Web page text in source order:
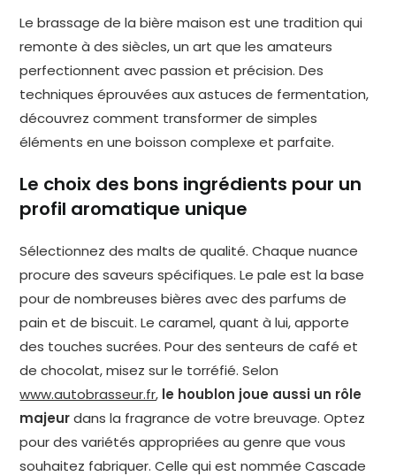
Le brassage de la bière maison est une tradition qui
remonte à des siècles, un art que les amateurs
perfectionnent avec passion et précision. Des
techniques éprouvées aux astuces de fermentation,
découvrez comment transformer de simples
éléments en une boisson complexe et parfaite.
Le choix des bons ingrédients pour un
profil aromatique unique
Sélectionnez des malts de qualité. Chaque nuance
procure des saveurs spécifiques. Le pale est la base
pour de nombreuses bières avec des parfums de
pain et de biscuit. Le caramel, quant à lui, apporte
des touches sucrées. Pour des senteurs de café et
de chocolat, misez sur le torréfié. Selon
www.autobrasseur.fr, le houblon joue aussi un rôle
majeurdans la fragrance de votre breuvage. Optez
pour des variétés appropriées au genre que vous
souhaitez fabriquer. Celle qui est nommée Cascade